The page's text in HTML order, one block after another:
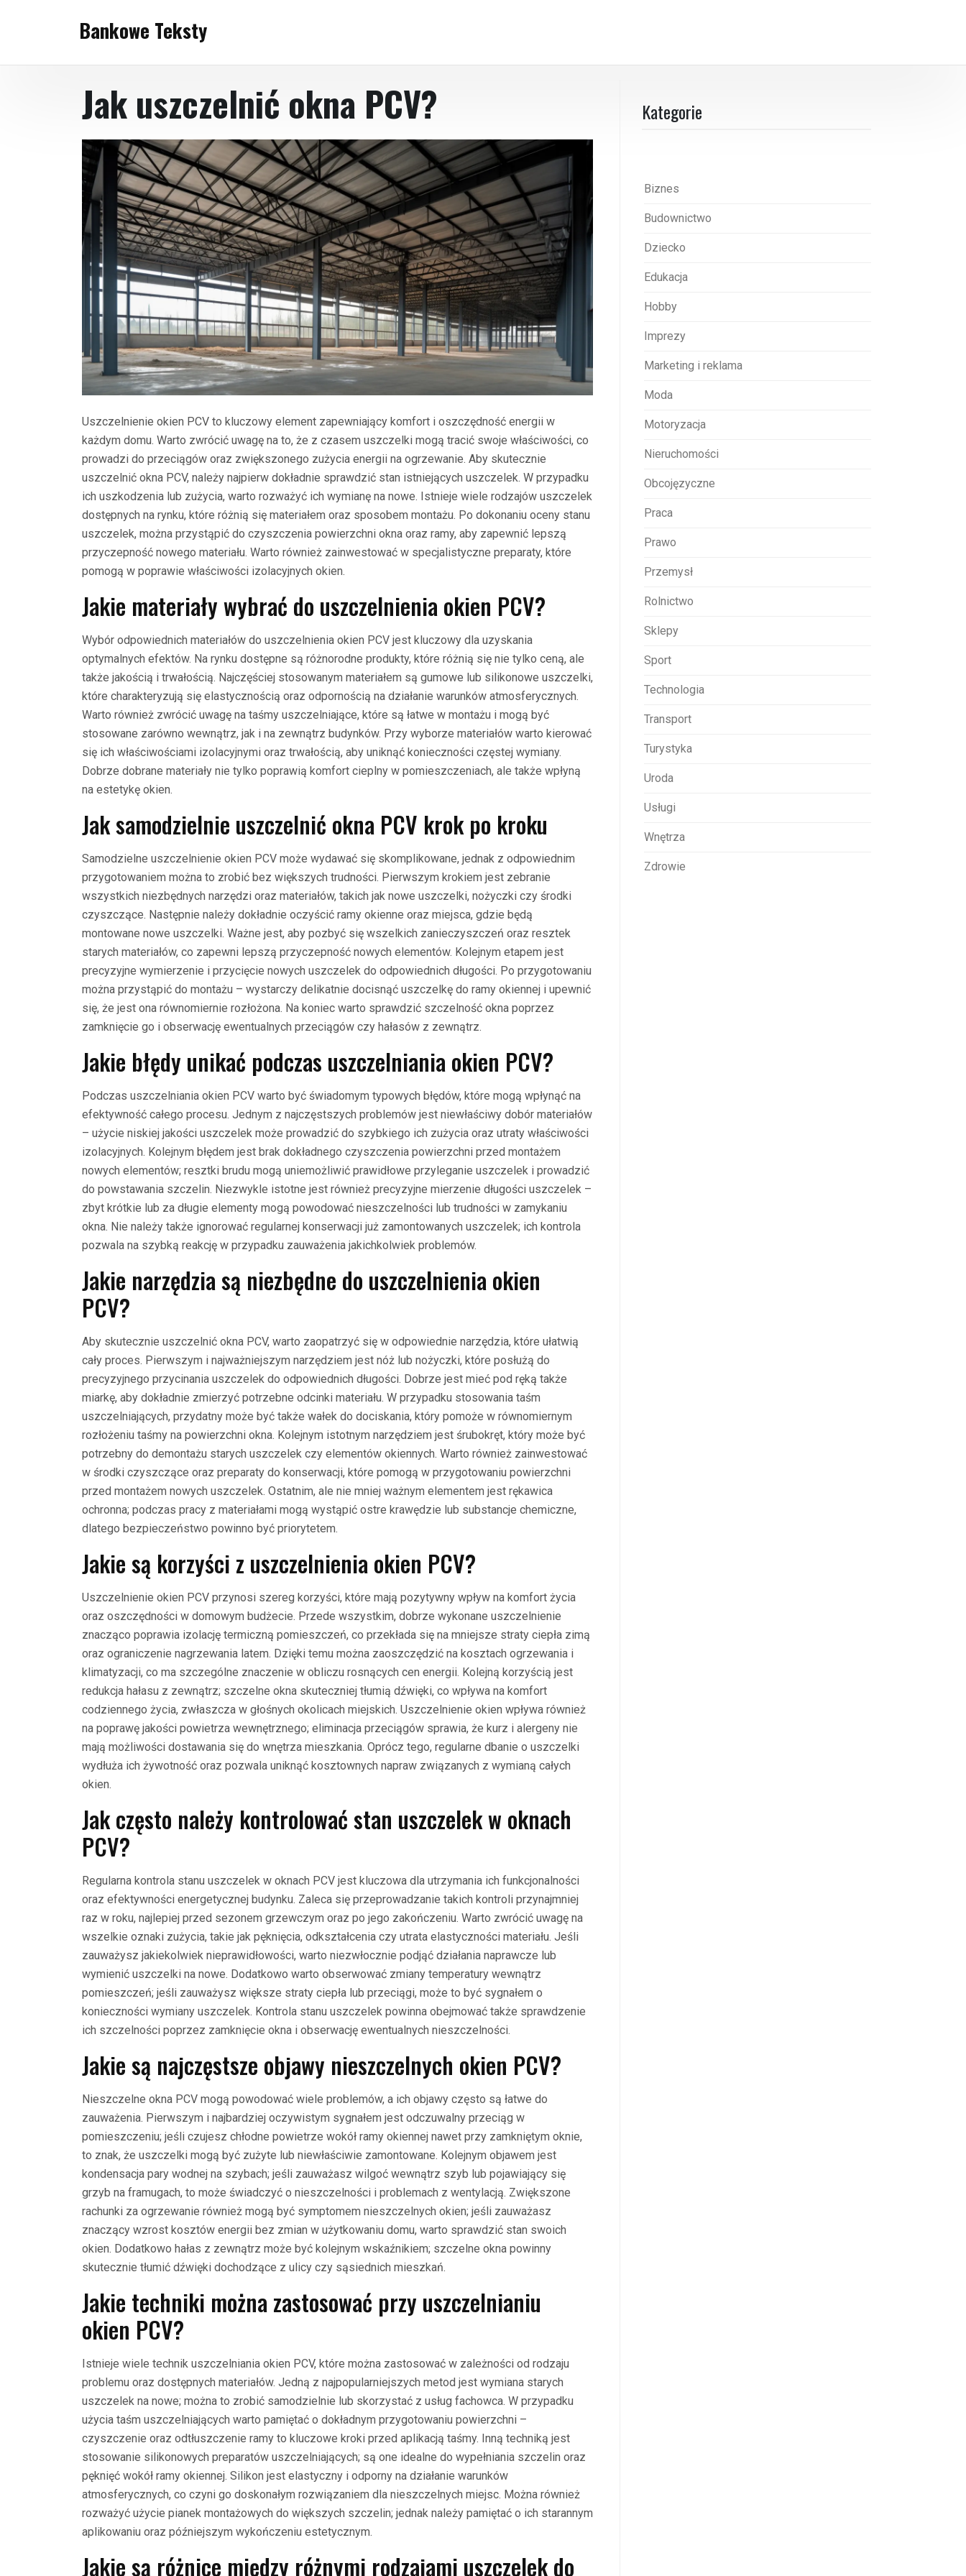
Bankowe Teksty
Jak uszczelnić okna PCV?
Uszczelnienie okien PCV to kluczowy element zapewniający komfort i oszczędność energii w
każdym domu. Warto zwrócić uwagę na to, że z czasem uszczelki mogą tracić swoje właściwości, co
prowadzi do przeciągów oraz zwiększonego zużycia energii na ogrzewanie. Aby skutecznie
uszczelnić okna PCV, należy najpierw dokładnie sprawdzić stan istniejących uszczelek. W przypadku
ich uszkodzenia lub zużycia, warto rozważyć ich wymianę na nowe. Istnieje wiele rodzajów uszczelek
dostępnych na rynku, które różnią się materiałem oraz sposobem montażu. Po dokonaniu oceny stanu
uszczelek, można przystąpić do czyszczenia powierzchni okna oraz ramy, aby zapewnić lepszą
przyczepność nowego materiału. Warto również zainwestować w specjalistyczne preparaty, które
pomogą w poprawie właściwości izolacyjnych okien.
Jakie materiały wybrać do uszczelnienia okien PCV?
Wybór odpowiednich materiałów do uszczelnienia okien PCV jest kluczowy dla uzyskania
optymalnych efektów. Na rynku dostępne są różnorodne produkty, które różnią się nie tylko ceną, ale
także jakością i trwałością. Najczęściej stosowanym materiałem są gumowe lub silikonowe uszczelki,
które charakteryzują się elastycznością oraz odpornością na działanie warunków atmosferycznych.
Warto również zwrócić uwagę na taśmy uszczelniające, które są łatwe w montażu i mogą być
stosowane zarówno wewnątrz, jak i na zewnątrz budynków. Przy wyborze materiałów warto kierować
się ich właściwościami izolacyjnymi oraz trwałością, aby uniknąć konieczności częstej wymiany.
Dobrze dobrane materiały nie tylko poprawią komfort cieplny w pomieszczeniach, ale także wpłyną
na estetykę okien.
Jak samodzielnie uszczelnić okna PCV krok po kroku
Samodzielne uszczelnienie okien PCV może wydawać się skomplikowane, jednak z odpowiednim
przygotowaniem można to zrobić bez większych trudności. Pierwszym krokiem jest zebranie
wszystkich niezbędnych narzędzi oraz materiałów, takich jak nowe uszczelki, nożyczki czy środki
czyszczące. Następnie należy dokładnie oczyścić ramy okienne oraz miejsca, gdzie będą
montowane nowe uszczelki. Ważne jest, aby pozbyć się wszelkich zanieczyszczeń oraz resztek
starych materiałów, co zapewni lepszą przyczepność nowych elementów. Kolejnym etapem jest
precyzyjne wymierzenie i przycięcie nowych uszczelek do odpowiednich długości. Po przygotowaniu
można przystąpić do montażu – wystarczy delikatnie docisnąć uszczelkę do ramy okiennej i upewnić
się, że jest ona równomiernie rozłożona. Na koniec warto sprawdzić szczelność okna poprzez
zamknięcie go i obserwację ewentualnych przeciągów czy hałasów z zewnątrz.
Jakie błędy unikać podczas uszczelniania okien PCV?
Podczas uszczelniania okien PCV warto być świadomym typowych błędów, które mogą wpłynąć na
efektywność całego procesu. Jednym z najczęstszych problemów jest niewłaściwy dobór materiałów
– użycie niskiej jakości uszczelek może prowadzić do szybkiego ich zużycia oraz utraty właściwości
izolacyjnych. Kolejnym błędem jest brak dokładnego czyszczenia powierzchni przed montażem
nowych elementów; resztki brudu mogą uniemożliwić prawidłowe przyleganie uszczelek i prowadzić
do powstawania szczelin. Niezwykle istotne jest również precyzyjne mierzenie długości uszczelek –
zbyt krótkie lub za długie elementy mogą powodować nieszczelności lub trudności w zamykaniu
okna. Nie należy także ignorować regularnej konserwacji już zamontowanych uszczelek; ich kontrola
pozwala na szybką reakcję w przypadku zauważenia jakichkolwiek problemów.
Jakie narzędzia są niezbędne do uszczelnienia okien
PCV?
Aby skutecznie uszczelnić okna PCV, warto zaopatrzyć się w odpowiednie narzędzia, które ułatwią
cały proces. Pierwszym i najważniejszym narzędziem jest nóż lub nożyczki, które posłużą do
precyzyjnego przycinania uszczelek do odpowiednich długości. Dobrze jest mieć pod ręką także
miarkę, aby dokładnie zmierzyć potrzebne odcinki materiału. W przypadku stosowania taśm
uszczelniających, przydatny może być także wałek do dociskania, który pomoże w równomiernym
rozłożeniu taśmy na powierzchni okna. Kolejnym istotnym narzędziem jest śrubokręt, który może być
potrzebny do demontażu starych uszczelek czy elementów okiennych. Warto również zainwestować
w środki czyszczące oraz preparaty do konserwacji, które pomogą w przygotowaniu powierzchni
przed montażem nowych uszczelek. Ostatnim, ale nie mniej ważnym elementem jest rękawica
ochronna; podczas pracy z materiałami mogą wystąpić ostre krawędzie lub substancje chemiczne,
dlatego bezpieczeństwo powinno być priorytetem.
Jakie są korzyści z uszczelnienia okien PCV?
Uszczelnienie okien PCV przynosi szereg korzyści, które mają pozytywny wpływ na komfort życia
oraz oszczędności w domowym budżecie. Przede wszystkim, dobrze wykonane uszczelnienie
znacząco poprawia izolację termiczną pomieszczeń, co przekłada się na mniejsze straty ciepła zimą
oraz ograniczenie nagrzewania latem. Dzięki temu można zaoszczędzić na kosztach ogrzewania i
klimatyzacji, co ma szczególne znaczenie w obliczu rosnących cen energii. Kolejną korzyścią jest
redukcja hałasu z zewnątrz; szczelne okna skuteczniej tłumią dźwięki, co wpływa na komfort
codziennego życia, zwłaszcza w głośnych okolicach miejskich. Uszczelnienie okien wpływa również
na poprawę jakości powietrza wewnętrznego; eliminacja przeciągów sprawia, że kurz i alergeny nie
mają możliwości dostawania się do wnętrza mieszkania. Oprócz tego, regularne dbanie o uszczelki
wydłuża ich żywotność oraz pozwala uniknąć kosztownych napraw związanych z wymianą całych
okien.
Jak często należy kontrolować stan uszczelek w oknach
PCV?
Regularna kontrola stanu uszczelek w oknach PCV jest kluczowa dla utrzymania ich funkcjonalności
oraz efektywności energetycznej budynku. Zaleca się przeprowadzanie takich kontroli przynajmniej
raz w roku, najlepiej przed sezonem grzewczym oraz po jego zakończeniu. Warto zwrócić uwagę na
wszelkie oznaki zużycia, takie jak pęknięcia, odkształcenia czy utrata elastyczności materiału. Jeśli
zauważysz jakiekolwiek nieprawidłowości, warto niezwłocznie podjąć działania naprawcze lub
wymienić uszczelki na nowe. Dodatkowo warto obserwować zmiany temperatury wewnątrz
pomieszczeń; jeśli zauważysz większe straty ciepła lub przeciągi, może to być sygnałem o
konieczności wymiany uszczelek. Kontrola stanu uszczelek powinna obejmować także sprawdzenie
ich szczelności poprzez zamknięcie okna i obserwację ewentualnych nieszczelności.
Jakie są najczęstsze objawy nieszczelnych okien PCV?
Nieszczelne okna PCV mogą powodować wiele problemów, a ich objawy często są łatwe do
zauważenia. Pierwszym i najbardziej oczywistym sygnałem jest odczuwalny przeciąg w
pomieszczeniu; jeśli czujesz chłodne powietrze wokół ramy okiennej nawet przy zamkniętym oknie,
to znak, że uszczelki mogą być zużyte lub niewłaściwie zamontowane. Kolejnym objawem jest
kondensacja pary wodnej na szybach; jeśli zauważasz wilgoć wewnątrz szyb lub pojawiający się
grzyb na framugach, to może świadczyć o nieszczelności i problemach z wentylacją. Zwiększone
rachunki za ogrzewanie również mogą być symptomem nieszczelnych okien; jeśli zauważasz
znaczący wzrost kosztów energii bez zmian w użytkowaniu domu, warto sprawdzić stan swoich
okien. Dodatkowo hałas z zewnątrz może być kolejnym wskaźnikiem; szczelne okna powinny
skutecznie tłumić dźwięki dochodzące z ulicy czy sąsiednich mieszkań.
Jakie techniki można zastosować przy uszczelnianiu
okien PCV?
Istnieje wiele technik uszczelniania okien PCV, które można zastosować w zależności od rodzaju
problemu oraz dostępnych materiałów. Jedną z najpopularniejszych metod jest wymiana starych
uszczelek na nowe; można to zrobić samodzielnie lub skorzystać z usług fachowca. W przypadku
użycia taśm uszczelniających warto pamiętać o dokładnym przygotowaniu powierzchni –
czyszczenie oraz odtłuszczenie ramy to kluczowe kroki przed aplikacją taśmy. Inną techniką jest
stosowanie silikonowych preparatów uszczelniających; są one idealne do wypełniania szczelin oraz
pęknięć wokół ramy okiennej. Silikon jest elastyczny i odporny na działanie warunków
atmosferycznych, co czyni go doskonałym rozwiązaniem dla nieszczelnych miejsc. Można również
rozważyć użycie pianek montażowych do większych szczelin; jednak należy pamiętać o ich starannym
aplikowaniu oraz późniejszym wykończeniu estetycznym.
Jakie są różnice między różnymi rodzajami uszczelek do
Kategorie
Biznes
Budownictwo
Dziecko
Edukacja
Hobby
Imprezy
Marketing i reklama
Moda
Motoryzacja
Nieruchomości
Obcojęzyczne
Praca
Prawo
Przemysł
Rolnictwo
Sklepy
Sport
Technologia
Transport
Turystyka
Uroda
Usługi
Wnętrza
Zdrowie